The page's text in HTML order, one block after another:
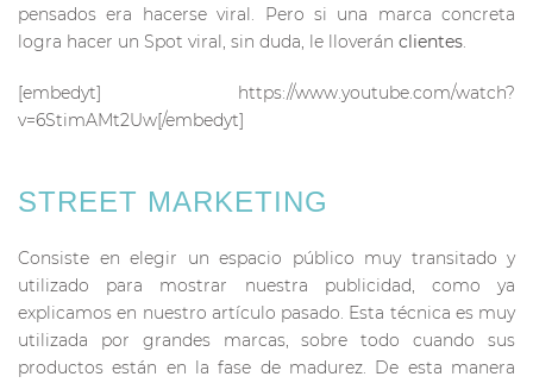
pensados era hacerse viral. Pero si una marca concreta
logra hacer un Spot viral, sin duda, le lloverán clientes.
[embedyt] https://www.youtube.com/watch?
v=6StimAMt2Uw[/embedyt]
STREET MARKETING
Consiste en elegir un espacio público muy transitado y
utilizado para mostrar nuestra publicidad, como ya
explicamos en nuestro artículo pasado. Esta técnica es muy
utilizada por grandes marcas, sobre todo cuando sus
productos están en la fase de madurez. De esta manera